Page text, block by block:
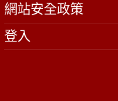
網站安全政策
登入